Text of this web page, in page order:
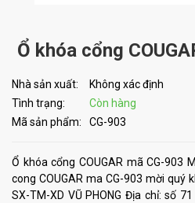
Ổ khóa cổng
Nhà sản xuất:
Không xác định
Tình trạng:
Còn hàng
Mã sản phẩm:
CG-903
Ổ khóa cổng COUGAR mã CG-903
cong COUGAR ma CG-903 mời quý
SX-TM-XD VŨ PHONG Địa chỉ: số